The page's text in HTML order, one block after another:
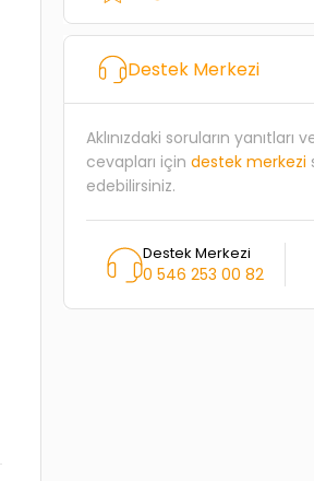
Destek Merkezi
Aklınızdaki soruların yanıtları
cevapları için destek merkezi
edebilirsiniz.
Destek Merkezi
0 546 253 00 82